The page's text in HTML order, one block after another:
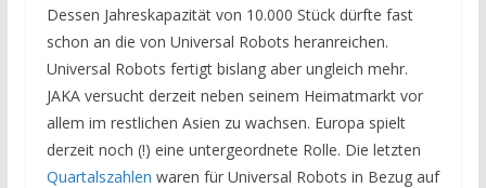
Dessen Jahreskapazität von 10.000 Stück dürfte fast
schon an die von Universal Robots heranreichen.
Universal Robots fertigt bislang aber ungleich mehr.
JAKA versucht derzeit neben seinem Heimatmarkt vor
allem im restlichen Asien zu wachsen. Europa spielt
derzeit noch (!) eine untergeordnete Rolle. Die letzten
Quartalszahlen waren für Universal Robots in Bezug auf